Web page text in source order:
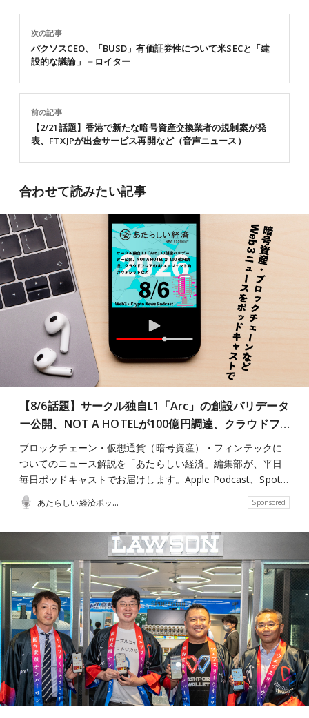
前の記事
【2/21話題】香港で新たな暗号資産交換業者の規制案が発
表、FTXJPが出金サービス再開など（音声ニュース）
次の記事
パクソスCEO、「BUSD」有価証券性について米SECと「建
設的な議論」＝ロイター
合わせて読みたい記事
【8/6話題】サークル独自L1「Arc」の創設バリデータ
ー公開、NOT A HOTELが100億円調達、クラウドフ…
ブロックチェーン・仮想通貨（暗号資産）・フィンテックに
ついてのニュース解説を「あたらしい経済」編集部が、平日
毎日ポッドキャストでお届けします。Apple Podcast、Spot…
あたらしい経済ポッドキャスト Sponsored